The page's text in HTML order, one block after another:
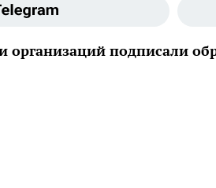
организаций подписали